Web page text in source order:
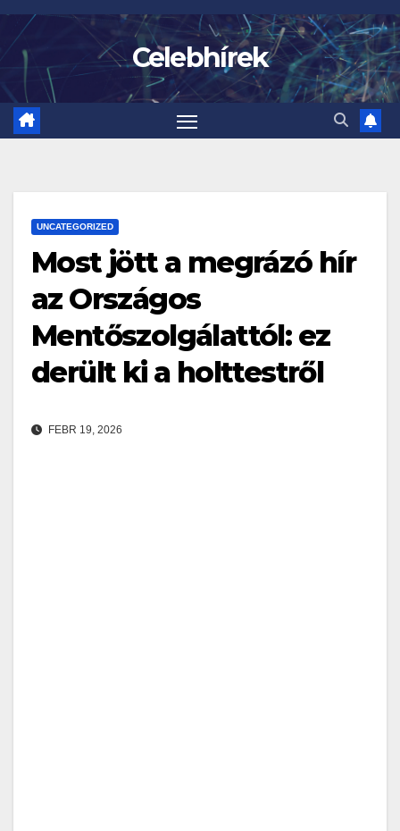
Skip
content
Celebhírek
UNCATEGORIZED
Most jött a megrázó hír
az Országos
Mentőszolgálattól: ez
derült ki a holttestről
FEBR 19, 2026